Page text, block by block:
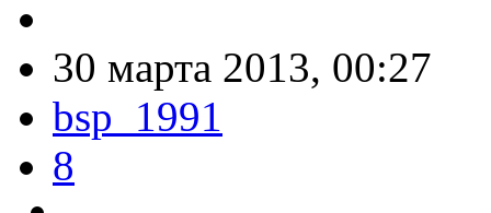
30 марта 2013, 00:27
bsp_1991
8